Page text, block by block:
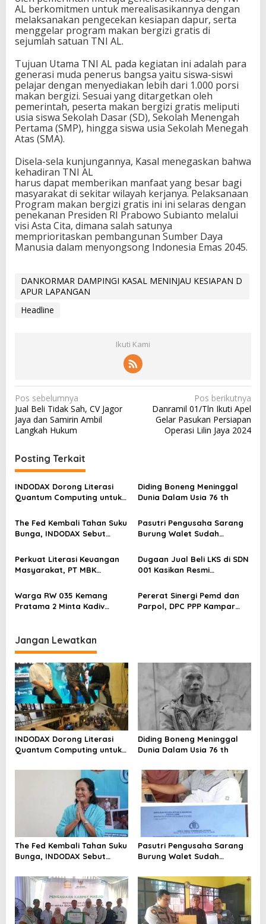
AL berkomitmen untuk merealisasikannya dengan
melaksanakan pengecekan kesiapan dapur, serta
menggelar program makan bergizi gratis di
sejumlah satuan TNI AL.
Tujuan Utama TNI AL pada kegiatan ini adalah para
generasi muda penerus bangsa yaitu siswa-siswi
pelajar dengan menyediakan lebih dari 1.000 porsi
makan bergizi. Sesuai yang ditargetkan oleh
pemerintah, peserta makan bergizi gratis meliputi
usia siswa Sekolah Dasar (SD), Sekolah Menengah
Pertama (SMP), hingga siswa usia Sekolah Menegah
Atas (SMA).
Disela-sela kunjungannya, Kasal menegaskan bahwa
kehadiran TNI AL
harus dapat memberikan manfaat yang besar bagi
masyarakat di sekitar wilayah kerjanya. Pelaksanaan
Program makan bergizi gratis ini ini selaras dengan
penekanan Presiden RI Prabowo Subianto melalui
visi Asta Cita, dimana salah satunya
memprioritaskan pembangunan Sumber Daya
Manusia dalam menyongsong Indonesia Emas 2045.
DANKORMAR DAMPINGI KASAL MENINJAU KESIAPAN D
APUR LAPANGAN
Headline
Ikuti Kami
N
a
v
g
a
s
p
s
Pos sebelumnya
Jual Beli Tidak Sah, CV Jagor
Jaya dan Samirin Ambil
Langkah Hukum
Pos berikutnya
Danramil 01/Tln Ikuti Apel
Gelar Pasukan Persiapan
Operasi Lilin Jaya 2024
Posting Terkait
INDODAX Dorong Literasi
Quantum Computing untuk
Blockchain
Diding Boneng Meninggal
Dunia Dalam Usia 76 th
The Fed Kembali Tahan Suku
Bunga, INDODAX Sebut
Sentimen Pasar
Pasutri Pengusaha Sarang
Burung Walet Sudah
Pelapor Desak Polda Jambi
Segera Lakukan Penahanan
Perkuat Literasi Keuangan
Masyarakat, PT MBK
Karpet Masjid di Pakuhaji
Dugaan Jual Beli LKS di SDN
001 Kasikan Resmi
Kampar, Pemred – Pimum
Metroterkini.id Desak Usut
Kasus Ini
Warga RW 035 Kemang
Pratama 2 Minta Kadiv
Metro Bekasi Kota
Pererat Sinergi Pemd dan
Parpol, DPC PPP Kampar
Jangan Lewatkan
INDODAX Dorong Literasi
Quantum Computing untuk
Blockchain
Diding Boneng Meninggal
Dunia Dalam Usia 76 th
The Fed Kembali Tahan Suku
Bunga, INDODAX Sebut
Sentimen Pasar
Pasutri Pengusaha Sarang
Burung Walet Sudah
Pelapor Desak Polda Jambi
Segera Lakukan Penahanan